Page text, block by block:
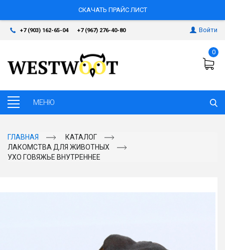
СКАЧАТЬ ПРАЙС ЛИСТ
+7 (903) 162-65-04 +7 (967) 276-40-80 Войти
0
ГЛАВНАЯ
КАТАЛОГ
ЛАКОМСТВА ДЛЯ ЖИВОТНЫХ
УХО ГОВЯЖЬЕ ВНУТРЕННЕЕ